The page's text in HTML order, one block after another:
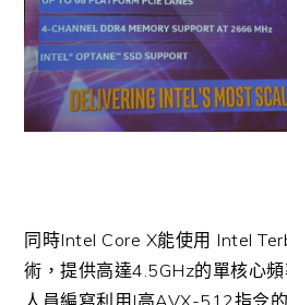
同時Intel Core X能使用 Intel
術，提供高達4.5GHz的單核心